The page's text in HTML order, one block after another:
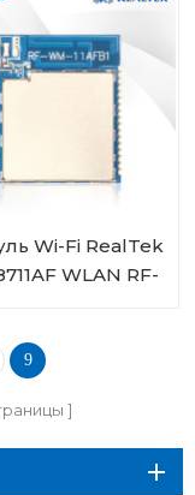
Wi-Fi RealTek
WLAN RF-
9